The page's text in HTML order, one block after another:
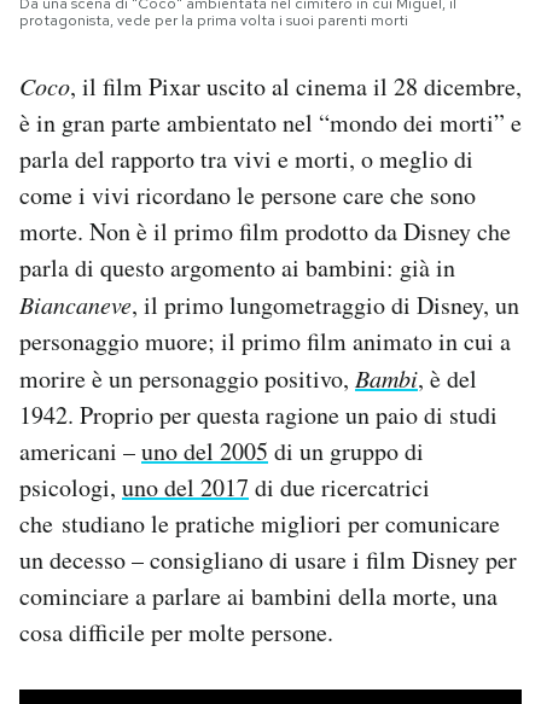
SHOP
CALENDARIO
AREA PERSONALE
Newsletter
Notifiche mobile
Regala il Post
Hai bisogno di aiuto?
Esci
Da una scena di "Coco" ambientata nel cimitero in cui Miguel, il
protagonista, vede per la prima volta i suoi parenti morti
Coco, il film Pixar uscito al cinema il 28 dicembre,
è in gran parte ambientato nel “mondo dei morti” e
parla del rapporto tra vivi e morti, o meglio di
come i vivi ricordano le persone care che sono
morte. Non è il primo film prodotto da Disney che
parla di questo argomento ai bambini: già in
Biancaneve, il primo lungometraggio di Disney, un
personaggio muore; il primo film animato in cui a
morire è un personaggio positivo, Bambi, è del
1942. Proprio per questa ragione un paio di studi
americani –uno del 2005 di un gruppo di
psicologi, uno del 2017 di due ricercatrici
che studiano le pratiche migliori per comunicare
un decesso – consigliano di usare i film Disney per
cominciare a parlare ai bambini della morte, una
cosa difficile per molte persone.